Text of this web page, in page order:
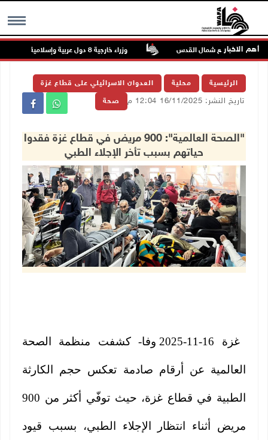
MENU أهم الاخبار
في جبع شمال القدس وزراء خارجية 8 دول عربية وإسلامية يدينون الانتهاكات الإسرائيلية المتواصلة في غزة
الرئيسية محلية العدوان الاسرائيلي على قطاع غزة
صحة تاريخ النشر: 16/11/2025 12:04 م
"الصحة العالمية": 900 مريض في قطاع غزة فقدوا
حياتهم بسبب تأخر الإجلاء الطبي
غزة 16-11-2025 وفا- كشفت منظمة الصحة
العالمية عن أرقام صادمة تعكس حجم الكارثة
الطبية في قطاع غزة، حيث توفّي أكثر من 900
مريض أثناء انتظار الإجلاء الطبي، بسبب قيود